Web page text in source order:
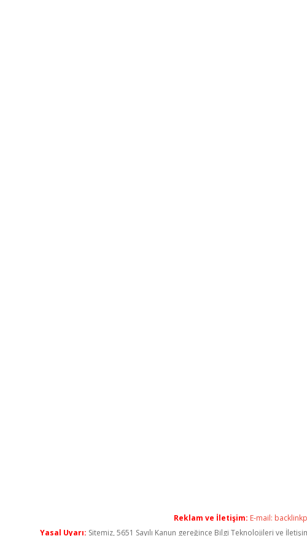
Reklam ve İletişim: E-mail:
Yasal Uyarı: Sitemiz, 5651 Sayılı Kanun gereğince Bilgi Teknolojileri ve